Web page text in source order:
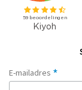
E-mailadres *